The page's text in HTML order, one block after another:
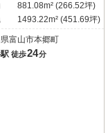
881.08m² (266.52坪)
1493.22m² (451.69坪)
富山市本郷町
徒歩24分